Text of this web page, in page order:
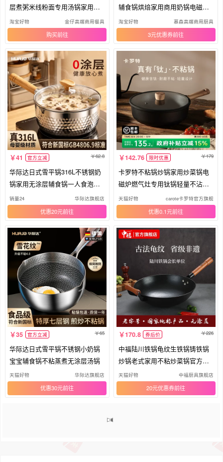
层煮粥米线粉面专用汤锅家用小
奶锅
淘宝好物 金仔高端商用餐具
购买
辅食锅烘焙家用商用奶锅电磁炉
通用
淘宝好物 慕森高端商用厨具
3元优惠券
41 官方立减 62.8
华际达日式雪平锅316L不锈钢奶
锅家用无涂层辅食锅一人食泡面
锅
销量24 华际达旗舰店
优惠20元
142.76 限时优惠 179
卡罗特不粘锅炒锅家用炒菜锅电
磁炉燃气灶专用钛锅轻量不沾平
底锅
天猫好物 carote卡罗特官方旗舰店
优惠0.1元
35 官方立减 65
华际达日式雪平锅不锈钢小奶锅
宝宝辅食锅不粘蒸煮无涂层汤锅
天猫好物 华际达旗舰店
优惠30元
170.8 券后价 226
中福陆川铁锅龟纹生铁锅铸铁锅
炒锅老式家用不粘炒菜锅官方旗
舰店
天猫好物 中福厨具旗舰店
20元优惠券